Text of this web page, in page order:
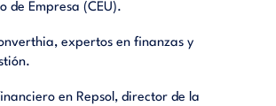
por el proyecto
de Empresa (CEU).
expertos en finanzas y
en Repsol, director de la